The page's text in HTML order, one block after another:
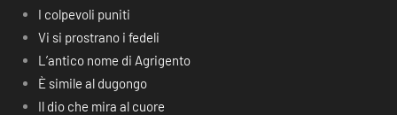
I colpevoli puniti
Vi si prostrano i fedeli
L’antico nome di Agrigento
È simile al dugongo
Il dio che mira al cuore